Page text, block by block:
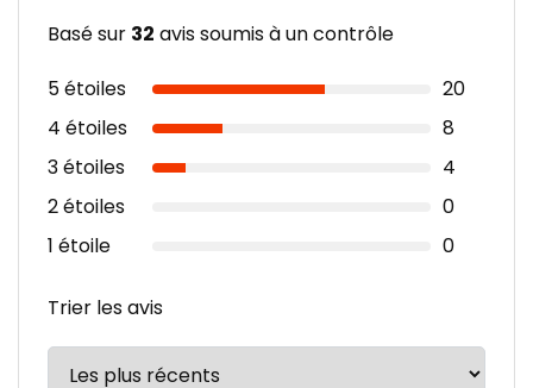
Basé sur 32 avis soumis à un contrôle
5 étoiles
20
4 étoiles
8
3 étoiles
4
2 étoiles
0
1 étoile
0
Trier les avis